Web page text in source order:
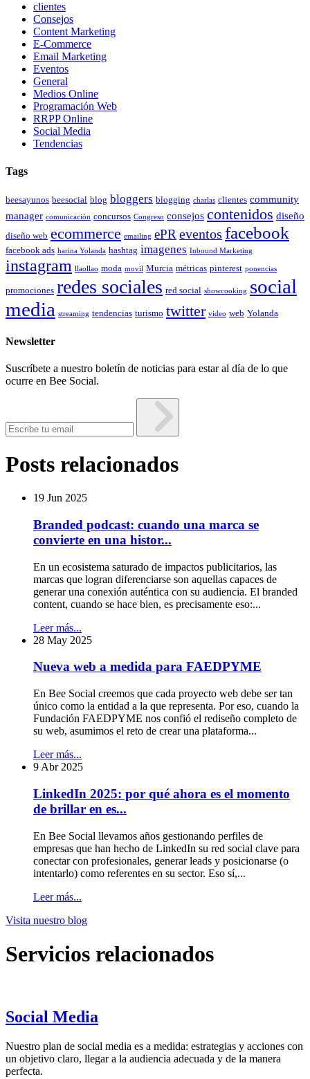
clientes
Consejos
Content Marketing
E-Commerce
Email Marketing
Eventos
General
Medios Online
Programación Web
RRPP Online
Social Media
Tendencias
Tags
beesayunos beesocial blog bloggers blogging charlas clientes community
manager comunicación concursos Congreso consejos contenidos diseño
diseño web ecommerce emailing ePR eventos facebook
facebook ads harina Yolanda hashtag imagenes Inbound Marketing
instagram llaollao moda movil Murcia métricas pinterest ponencias
promociones redes sociales red social showcooking social
media streaming tendencias turismo twitter video web Yolanda
Newsletter
Suscríbete a nuestro boletín de noticias para estar al día de lo que
ocurre en Bee Social.
Posts relacionados
19 Jun 2025
Branded podcast: cuando una marca se
convierte en una histor...
En un ecosistema saturado de impactos publicitarios, las
marcas que logran diferenciarse son aquellas capaces de
generar una conexión auténtica con su audiencia. El branded
content, cuando se hace bien, es precisamente eso:...
Leer más...
28 May 2025
Nueva web a medida para FAEDPYME
En Bee Social creemos que cada proyecto web debe ser tan
único como la entidad a la que representa. Por eso, cuando la
Fundación FAEDPYME nos confió el rediseño completo de
su web, asumimos el reto de crear una plataforma...
Leer más...
9 Abr 2025
LinkedIn 2025: por qué ahora es el momento
de brillar en es...
En Bee Social llevamos años gestionando perfiles de
empresas que han hecho de LinkedIn su red social clave para
conectar con profesionales, generar leads y posicionarse (o
intentarlo) como referentes en su sector. Eso sí,...
Leer más...
Visita nuestro blog
Servicios relacionados
Social Media
Nuestro plan de social media es a medida: estrategias y acciones con
un objetivo claro, llegar a la audiencia adecuada y de la manera
perfecta.